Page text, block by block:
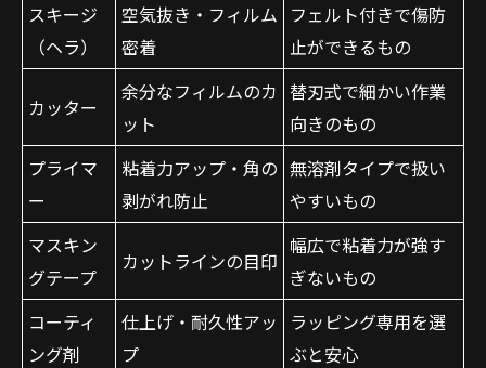
スキージ
（ヘラ）
空気抜き・フィルム
密着
フェルト付きで傷防
止ができるもの
カッター
余分なフィルムのカ
ット
替刃式で細かい作業
向きのもの
プライマ
ー
粘着力アップ・角の
剥がれ防止
無溶剤タイプで扱い
やすいもの
マスキン
グテープ
カットラインの目印
幅広で粘着力が強す
ぎないもの
コーティ
ング剤
仕上げ・耐久性アッ
プ
ラッピング専用を選
ぶと安心